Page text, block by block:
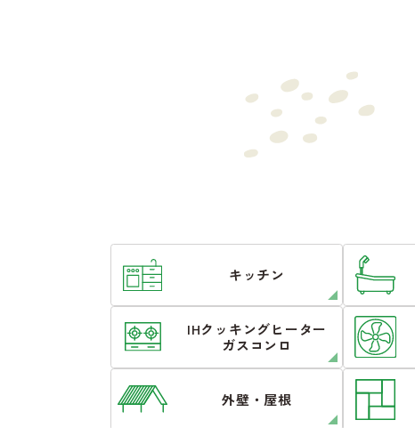
キッチン
IHクッキングヒーター
ガスコンロ
外壁・屋根